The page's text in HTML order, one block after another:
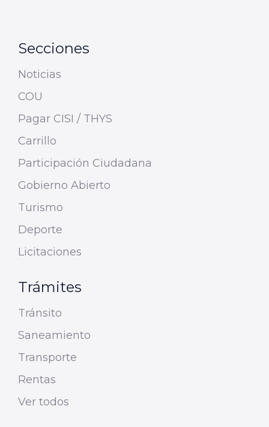
Secciones
Noticias
COU
Pagar CISI / THYS
Carrillo
Participación Ciudadana
Gobierno Abierto
Turismo
Deporte
Licitaciones
Trámites
Tránsito
Saneamiento
Transporte
Rentas
Ver todos